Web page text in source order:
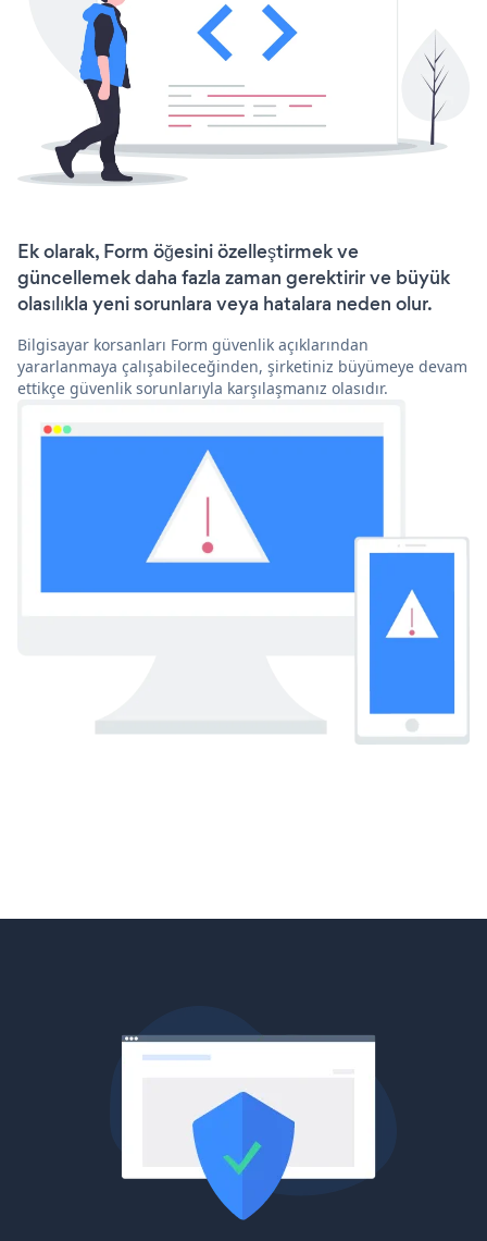
Ek olarak, Form öğesini özelleştirmek ve
güncellemek daha fazla zaman gerektirir ve büyük
olasılıkla yeni sorunlara veya hatalara neden olur.
Bilgisayar korsanları Form güvenlik açıklarından
yararlanmaya çalışabileceğinden, şirketiniz büyümeye devam
ettikçe güvenlik sorunlarıyla karşılaşmanız olasıdır.